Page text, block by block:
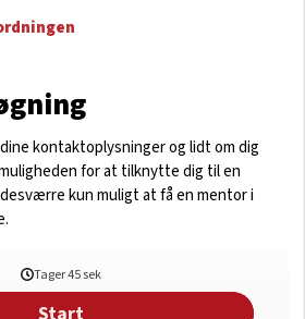
kontaktoplysninger og lidt om dig
for at tilknytte dig til en
kun muligt at få en mentor i